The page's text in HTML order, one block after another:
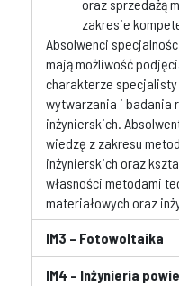
oraz sprzedażą
zakresie
Absolwenci
mają możliwość
charakterze
wytwarzania i badania
inżynierskich.
wiedzę z zakresu
inżynierskich oraz
własności metodami
materiałowych oraz
IM3 – Fotowoltaika
IM4 – Inżynieria